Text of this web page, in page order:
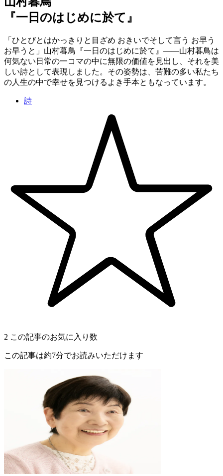
『一日のはじめに於て』
「ひとびとはかっきりと目ざめ おきいでそして言う お早う
お早うと」山村暮鳥『一日のはじめに於て』——山村暮鳥は
何気ない日常の一コマの中に無限の価値を見出し、それを美
しい詩として表現しました。その姿勢は、苦難の多い私たち
の人生の中で幸せを見つけるよき手本ともなっています。
詩
2 この記事のお気に入り数
この記事は約7分でお読みいただけます